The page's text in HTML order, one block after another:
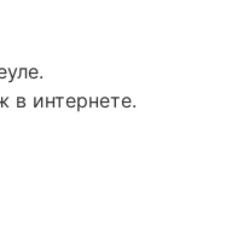
в интернете.